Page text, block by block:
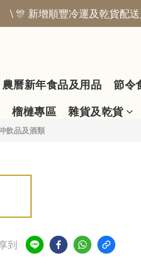
\ 🎊 新增順豐冷運及乾貨配
農曆新年食品及用品
節令
榴槤專區 雜貨及乾貨
飲品及酒類
到